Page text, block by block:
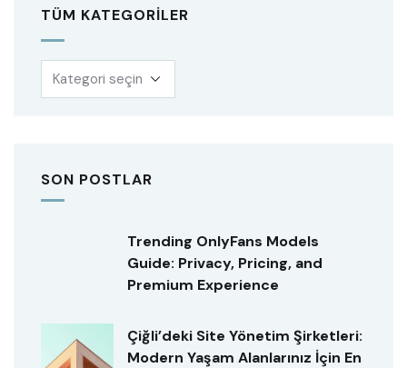
TÜM KATEGORILER
SON POSTLAR
Trending OnlyFans Models
Guide: Privacy, Pricing, and
Premium Experience
Çiğli’deki Site Yönetim Şirketleri:
Modern Yaşam Alanlarınız İçin En